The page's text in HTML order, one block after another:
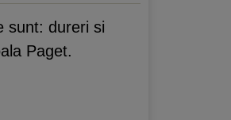
sunt: dureri si
Paget.